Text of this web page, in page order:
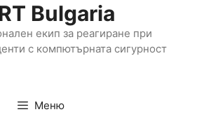
Bulgaria
екип за реагиране при
с компютърната сигурност
Меню